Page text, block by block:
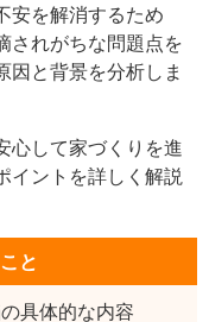
安を解消するため
されがちな問題点を
因と背景を分析しま
心して家づくりを進
イントを詳しく解説
と
具体的な内容